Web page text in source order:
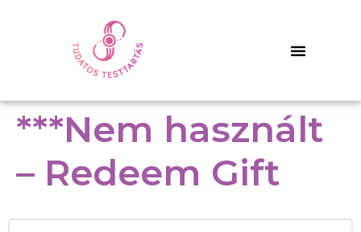
***Nem használt
– Redeem Gift